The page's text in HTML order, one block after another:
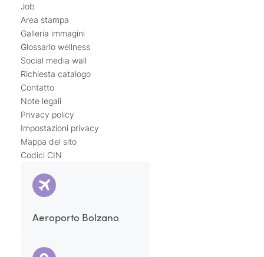
Job
Area stampa
Galleria immagini
Glossario wellness
Social media wall
Richiesta catalogo
Contatto
Note legali
Privacy policy
Impostazioni privacy
Mappa del sito
Codici CIN
Aeroporto Bolzano